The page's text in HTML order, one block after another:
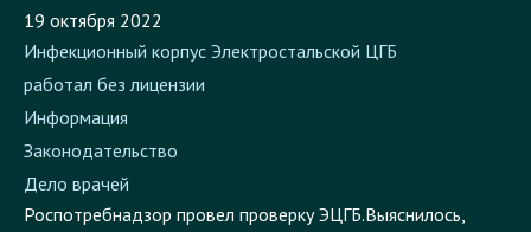
19 октября 2022
Инфекционный корпус Электростальской ЦГБ
работал без лицензии
Информация
Законодательство
Дело врачей
Роспотребнадзор провел проверку ЭЦГБ.Выяснилось,